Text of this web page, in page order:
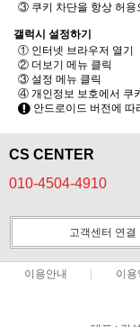
③ 쿠키 차단을 항상 허용
갤럭시 설정하기
① 인터넷 브라우저 열기
② 더보기 메뉴 클릭
③ 설정 메뉴 클릭
④ 개인정보 보호에서 쿠
안드로이드 버전에 따
CS CENTER
010-4504-4910
고객센터 연결
이용안내 이용